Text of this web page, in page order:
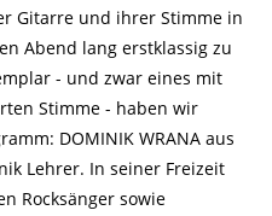
Gitarre und ihrer Stimme in
Abend lang erstklassig zu
- und zwar eines mit
Stimme - haben wir
DOMINIK WRANA aus
Lehrer. In seiner Freizeit
Rocksänger sowie